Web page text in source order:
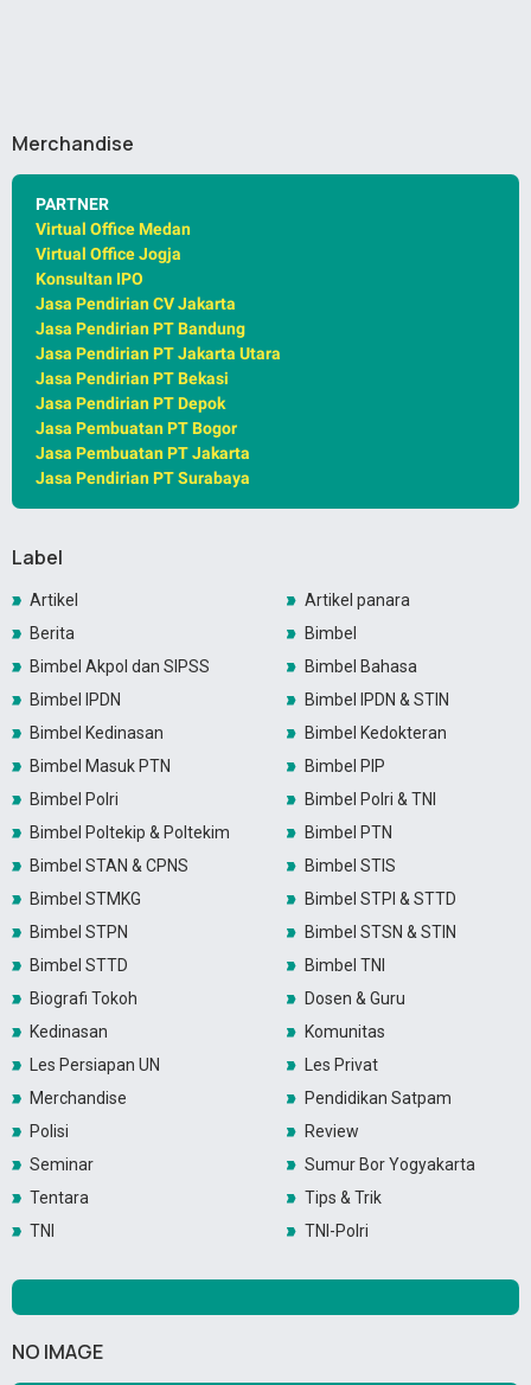
Merchandise
PARTNER
Virtual Office Medan
Virtual Office Jogja
Konsultan IPO
Jasa Pendirian CV Jakarta
Jasa Pendirian PT Bandung
Jasa Pendirian PT Jakarta Utara
Jasa Pendirian PT Bekasi
Jasa Pendirian PT Depok
Jasa Pembuatan PT Bogor
Jasa Pembuatan PT Jakarta
Jasa Pendirian PT Surabaya
Label
Artikel
Artikel panara
Berita
Bimbel
Bimbel Akpol dan SIPSS
Bimbel Bahasa
Bimbel IPDN
Bimbel IPDN & STIN
Bimbel Kedinasan
Bimbel Kedokteran
Bimbel Masuk PTN
Bimbel PIP
Bimbel Polri
Bimbel Polri & TNI
Bimbel Poltekip & Poltekim
Bimbel PTN
Bimbel STAN & CPNS
Bimbel STIS
Bimbel STMKG
Bimbel STPI & STTD
Bimbel STPN
Bimbel STSN & STIN
Bimbel STTD
Bimbel TNI
Biografi Tokoh
Dosen & Guru
Kedinasan
Komunitas
Les Persiapan UN
Les Privat
Merchandise
Pendidikan Satpam
Polisi
Review
Seminar
Sumur Bor Yogyakarta
Tentara
Tips & Trik
TNI
TNI-Polri
NO IMAGE